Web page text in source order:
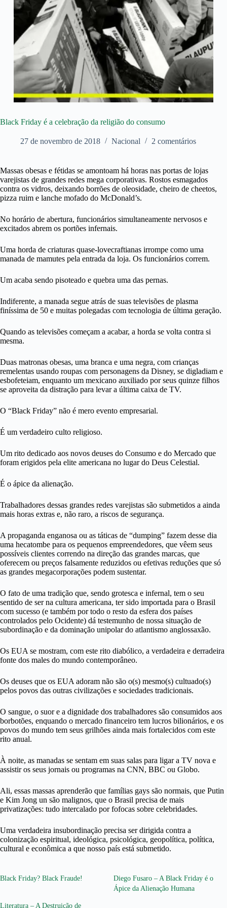
Black Friday é a celebração da religião do consumo
27 de novembro de 2018 Nacional 2 comentários
Massas obesas e fétidas se amontoam há horas nas portas de lojas
varejistas de grandes redes mega corporativas. Rostos esmagados
contra os vidros, deixando borrões de oleosidade, cheiro de cheetos,
pizza ruim e lanche mofado do McDonald’s.
No horário de abertura, funcionários simultaneamente nervosos e
excitados abrem os portões infernais.
Uma horda de criaturas quase-lovecraftianas irrompe como uma
manada de mamutes pela entrada da loja. Os funcionários correm.
Um acaba sendo pisoteado e quebra uma das pernas.
Indiferente, a manada segue atrás de suas televisões de plasma
finíssima de 50 e muitas polegadas com tecnologia de última geração.
Quando as televisões começam a acabar, a horda se volta contra si
mesma.
Duas matronas obesas, uma branca e uma negra, com crianças
remelentas usando roupas com personagens da Disney, se digladiam e
esbofeteiam, enquanto um mexicano auxiliado por seus quinze filhos
se aproveita da distração para levar a última caixa de TV.
O “Black Friday” não é mero evento empresarial.
É um verdadeiro culto religioso.
Um rito dedicado aos novos deuses do Consumo e do Mercado que
foram erigidos pela elite americana no lugar do Deus Celestial.
É o ápice da alienação.
Trabalhadores dessas grandes redes varejistas são submetidos a ainda
mais horas extras e, não raro, a riscos de segurança.
A propaganda enganosa ou as táticas de “dumping” fazem desse dia
uma hecatombe para os pequenos empreendedores, que vêem seus
possíveis clientes correndo na direção das grandes marcas, que
oferecem ou preços falsamente reduzidos ou efetivas reduções que só
as grandes megacorporações podem sustentar.
O fato de uma tradição que, sendo grotesca e infernal, tem o seu
sentido de ser na cultura americana, ter sido importada para o Brasil
com sucesso (e também por todo o resto da esfera dos países
controlados pelo Ocidente) dá testemunho de nossa situação de
subordinação e da dominação unipolar do atlantismo anglossaxão.
Os EUA se mostram, com este rito diabólico, a verdadeira e derradeira
fonte dos males do mundo contemporâneo.
Os deuses que os EUA adoram não são o(s) mesmo(s) cultuado(s)
pelos povos das outras civilizações e sociedades tradicionais.
O sangue, o suor e a dignidade dos trabalhadores são consumidos aos
borbotões, enquando o mercado financeiro tem lucros bilionários, e os
povos do mundo tem seus grilhões ainda mais fortalecidos com este
rito anual.
À noite, as manadas se sentam em suas salas para ligar a TV nova e
assistir os seus jornais ou programas na CNN, BBC ou Globo.
Ali, essas massas aprenderão que famílias gays são normais, que Putin
e Kim Jong un são malignos, que o Brasil precisa de mais
privatizações: tudo intercalado por fofocas sobre celebridades.
Uma verdadeira insubordinação precisa ser dirigida contra a
colonização espiritual, ideológica, psicológica, geopolítica, política,
cultural e econômica a que nosso país está submetido.
Black Friday? Black Fraude!
Diego Fusaro – A Black Friday é o
Ápice da Alienação Humana
Literatura – A Destruição de